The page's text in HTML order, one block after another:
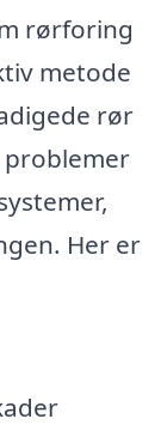
rørforing
metode
rør
problemer
Her er